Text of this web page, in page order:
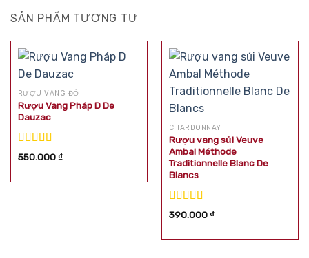
SẢN PHẨM TƯƠNG TỰ
RƯỢU VANG ĐỎ
Rượu Vang Pháp D De
Dauzac
Được xếp
550.000₫
CHARDONNAY
Rượu vang sủi Veuve
Ambal Méthode
Traditionnelle Blanc De
Blancs
Được xếp
390.000₫